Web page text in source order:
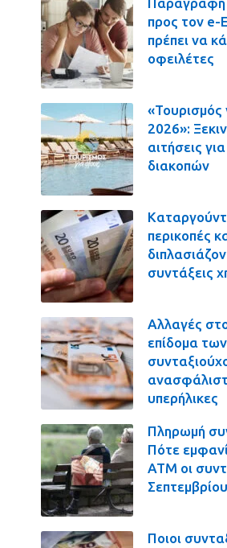
προς τον
πρέπει να
οφειλέτες
«Τουρισμός
2026»:
αιτήσεις
διακοπών
περικοπές
συντάξεις
Αλλαγές
επίδομα
υπερήλικες
Πληρωμή
Πότε
ΑΤΜ οι
Ποιοι